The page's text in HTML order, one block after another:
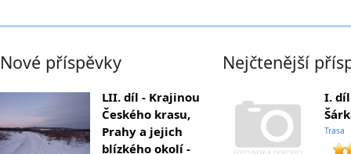
Nové příspěvky
LII. díl - Krajinou
Českého krasu,
Prahy a jejich
blízkého okolí -
Nejčtenější
I.
Trasa